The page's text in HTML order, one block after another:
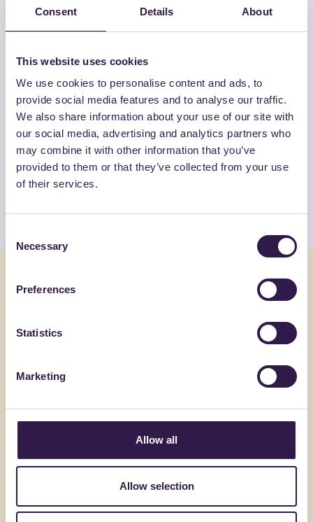
Consent Details About
This website uses cookies
We use cookies to personalise content and ads, to
provide social media features and to analyse our traffic.
We also share information about your use of our site with
our social media, advertising and analytics partners who
may combine it with other information that you’ve
provided to them or that they’ve collected from your use
of their services.
Selection
Necessary
Preferences
Statistics
Marketing
Allow all
Allow selection
Certificato Scarica
ALTRI PRODOTTI
Guarda la lista completa dei prodotti
certificati di ADRIASTRADE SRL
AQUILAPREM SRL
Edilizia